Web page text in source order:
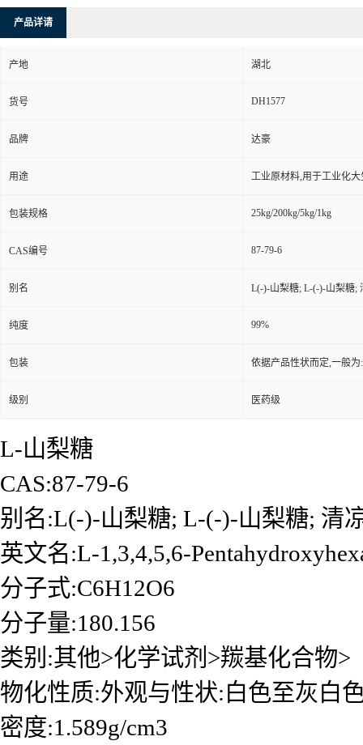
产品详请
产地 湖北
货号 DH1577
品牌 达豪
用途 工业原材料,用于工业化大
包装规格 25kg/200kg/5kg/1kg
CAS编号 87-79-6
别名 L(-)-山梨糖; L-(-)-山梨糖;
纯度 99%
包装 依据产品性状而定,一般
级别 医药级
L-山梨糖
CAS:87-79-6
别名:L(-)-山梨糖; L-(-)-山梨糖; 清
英文名:L-1,3,4,5,6-
分子式:C6H12O6
分子量:180.156
类别:其他>化学试剂>羰基化合物>
物化性质:外观与性状:白色至灰白
密度:1.589g/cm3